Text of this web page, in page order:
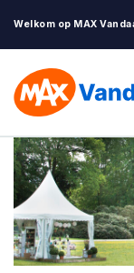
Welkom op MAX